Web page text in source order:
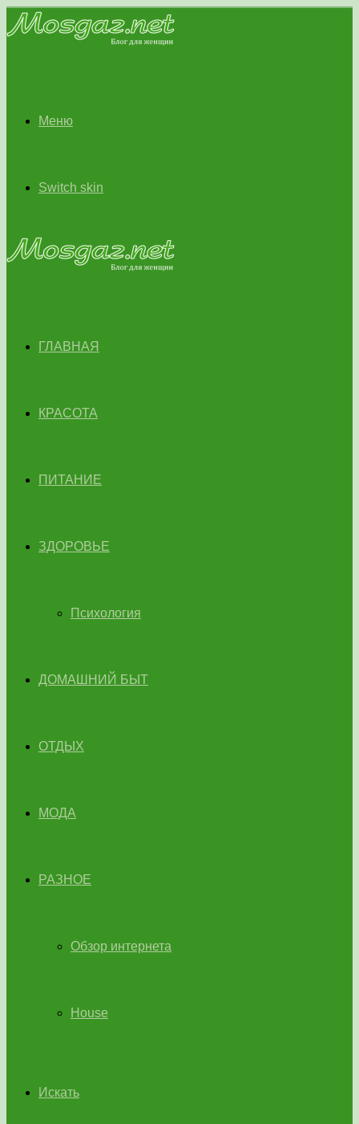
Меню
Switch skin
ГЛАВНАЯ
КРАСОТА
ПИТАНИЕ
ЗДОРОВЬЕ
Психология
ДОМАШНИЙ БЫТ
ОТДЫХ
МОДА
РАЗНОЕ
Обзор интернета
House
Искать